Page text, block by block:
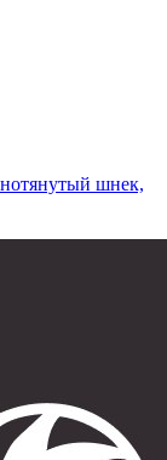
шнек,